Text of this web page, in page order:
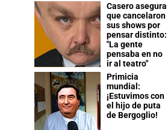
Casero asegura
que cancelaron
sus shows por
pensar distinto:
"La gente
pensaba en no
ir al teatro"
Primicia
mundial:
¡Estuvimos con
el hijo de puta
de Bergoglio!